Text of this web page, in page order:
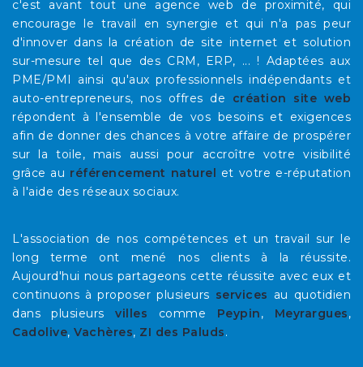
c'est avant tout une agence web de proximité, qui
encourage le travail en synergie et qui n'a pas peur
d'innover dans la création de site internet et solution
sur-mesure tel que des CRM, ERP, ... ! Adaptées aux
PME/PMI ainsi qu'aux professionnels indépendants et
auto-entrepreneurs, nos offres de création site web
répondent à l'ensemble de vos besoins et exigences
afin de donner des chances à votre affaire de prospérer
sur la toile, mais aussi pour accroître votre visibilité
grâce au référencement naturel et votre e-réputation
à l'aide des réseaux sociaux.
L'association de nos compétences et un travail sur le
long terme ont mené nos clients à la réussite.
Aujourd'hui nous partageons cette réussite avec eux et
continuons à proposer plusieurs services au quotidien
dans plusieursvilles comme Peypin, Meyrargues,
Cadolive, Vachères, ZI des Paluds.